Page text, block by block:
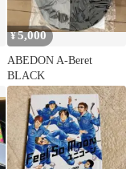
¥5,000
ABEDON A-Beret
BLACK